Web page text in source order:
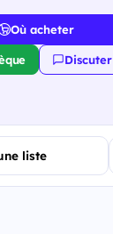
Où acheter
Discuter
liste